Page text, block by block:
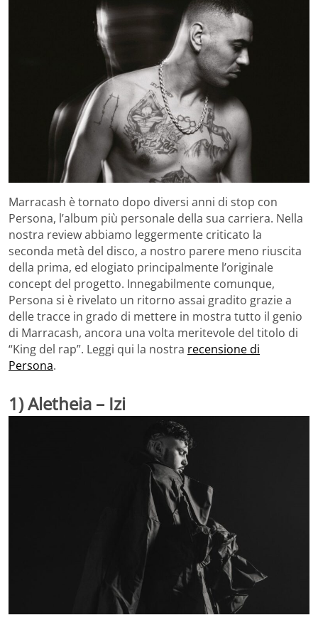
Marracash è tornato dopo diversi anni di stop con
Persona, l’album più personale della sua carriera. Nella
nostra review abbiamo leggermente criticato la
seconda metà del disco, a nostro parere meno riuscita
della prima, ed elogiato principalmente l’originale
concept del progetto. Innegabilmente comunque,
Persona si è rivelato un ritorno assai gradito grazie a
delle tracce in grado di mettere in mostra tutto il genio
di Marracash, ancora una volta meritevole del titolo di
“King del rap”. Leggi qui la nostra recensione di
Persona.
1) Aletheia – Izi